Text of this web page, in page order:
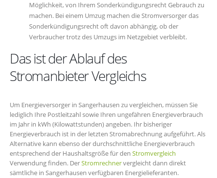
Möglichkeit, von Ihrem Sonderkündigungsrecht Gebrauch zu
machen. Bei einem Umzug machen die Stromversorger das
Sonderkündigungsrecht oft davon abhängig, ob der
Verbraucher trotz des Umzugs im Netzgebiet verbleibt.
Das ist der Ablauf des
Stromanbieter Vergleichs
Um Energieversorger in Sangerhausen zu vergleichen, müssen Sie
lediglich Ihre Postleitzahl sowie Ihren ungefähren Energieverbrauch
im Jahr in kWh (Kilowattstunden) angeben. Ihr bisheriger
Energieverbrauch ist in der letzten Stromabrechnung aufgeführt. Als
Alternative kann ebenso der durchschnittliche Energieverbrauch
entsprechend der Haushaltsgröße für den Stromvergleich
Verwendung finden. DerStromrechnervergleicht dann direkt
sämtliche in Sangerhausen verfügbaren Energielieferanten.